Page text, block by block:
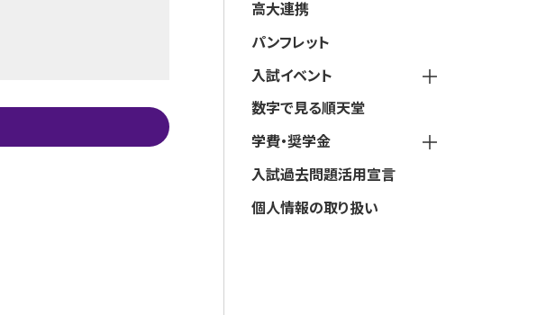
高大連携
パンフレット
入試イベント
数字で見る順天堂
学費・奨学金
入試過去問題活用宣言
個人情報の取り扱い